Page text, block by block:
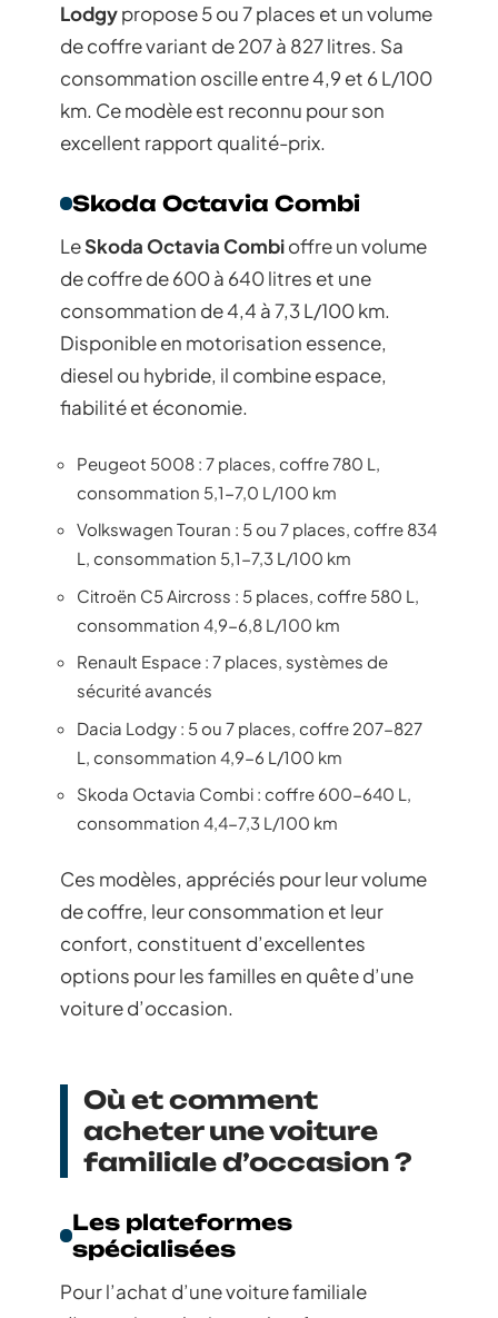
Lodgypropose 5 ou 7 places et un volume
de coffre variant de 207 à 827 litres. Sa
consommation oscille entre 4,9 et 6 L/100
km. Ce modèle est reconnu pour son
excellent rapport qualité-prix.
Skoda Octavia Combi
LeSkoda Octavia Combioffre un volume
de coffre de 600 à 640 litres et une
consommation de 4,4 à 7,3 L/100 km.
Disponible en motorisation essence,
diesel ou hybride, il combine espace,
fiabilité et économie.
Peugeot 5008 : 7 places, coffre 780 L,
consommation 5,1-7,0 L/100 km
Volkswagen Touran : 5 ou 7 places, coffre 834
L, consommation 5,1-7,3 L/100 km
Citroën C5 Aircross : 5 places, coffre 580 L,
consommation 4,9-6,8 L/100 km
Renault Espace : 7 places, systèmes de
sécurité avancés
Dacia Lodgy : 5 ou 7 places, coffre 207-827
L, consommation 4,9-6 L/100 km
Skoda Octavia Combi : coffre 600-640 L,
consommation 4,4-7,3 L/100 km
Ces modèles, appréciés pour leur volume
de coffre, leur consommation et leur
confort, constituent d’excellentes
options pour les familles en quête d’une
voiture d’occasion.